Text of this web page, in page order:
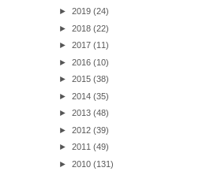
► 2019 (24)
► 2018 (22)
► 2017 (11)
► 2016 (10)
► 2015 (38)
► 2014 (35)
► 2013 (48)
► 2012 (39)
► 2011 (49)
► 2010 (131)